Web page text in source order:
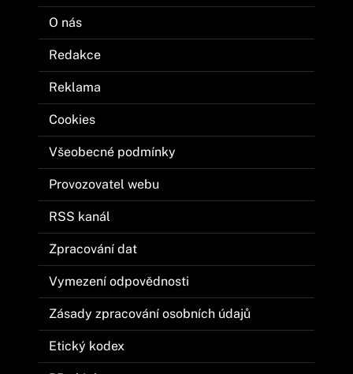
O nás
Redakce
Reklama
Cookies
Všeobecné podmínky
Provozovatel webu
RSS kanál
Zpracování dat
Vymezení odpovědnosti
Zásady zpracování osobních údajů
Etický kodex